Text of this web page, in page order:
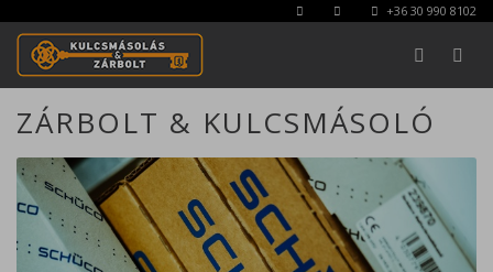
+36 30 990 8102
KERESÉS
Bezárás
ZÁRBOLT & KULCSMÁSOLÓ